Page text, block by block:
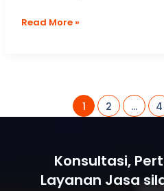
Hygood
Read More »
1 2 … 4
Konsultasi,
Layanan Jasa